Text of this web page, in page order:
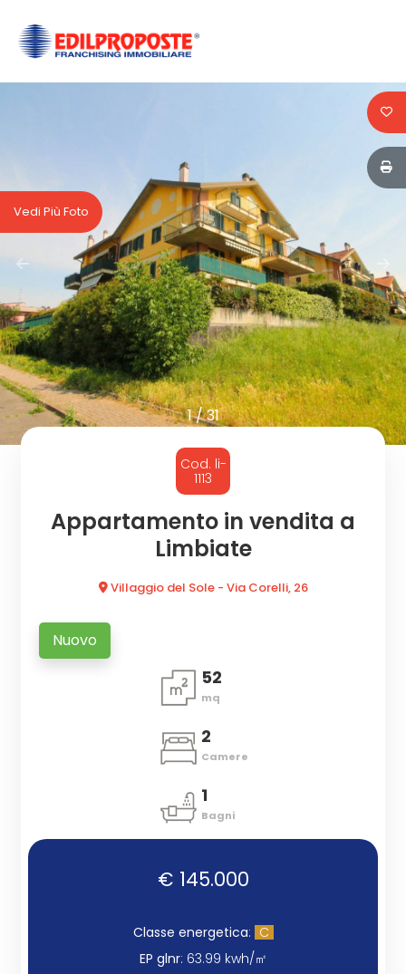
1/31
Vedi Più Foto
Cod. li-
1113
Appartamento in vendita a
Limbiate
Villaggio del Sole - Via Corelli, 26
Nuovo
52
mq
2
Camere
1
Bagni
€ 145.000
Classe energetica: C
EP glnr: 63.99 kwh/㎡
HOME
AFFILIATI
VENDITA
AFFITTO
ACQUISIZIONE
LAVORA
Codice
Qualsiasi
Vendita
Affitto
Scegli
dove
cercare
Comune
Tipologia